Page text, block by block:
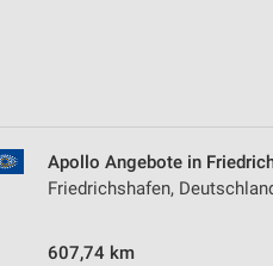
Apollo Angebote in
Friedrichshafen,
607,74 km
durch Statistiken oder
Verbesserung der Angebote